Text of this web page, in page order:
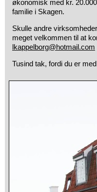
økonomisk med kr.
familie i Skagen.
Skulle andre
meget velkommen til at
lkappelborg@hotmail.com
Tusind tak, fordi du er